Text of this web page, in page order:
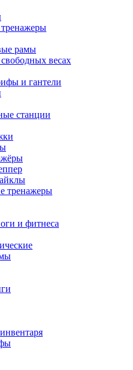
рамы
весах
и гантели
станции
тренажеры
и фитнеса